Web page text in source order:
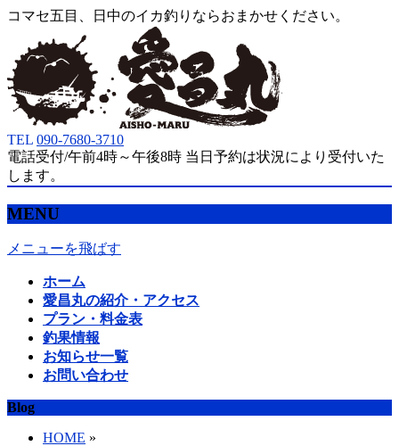
コマセ五目、日中のイカ釣りならおまかせください。
TEL 090-7680-3710
電話受付/午前4時～午後8時 当日予約は状況により受付いた
します。
MENU
メニューを飛ばす
ホーム
愛昌丸の紹介・アクセス
プラン・料金表
釣果情報
お知らせ一覧
お問い合わせ
Blog
HOME »